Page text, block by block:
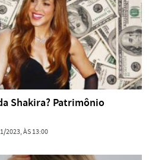
Shakira? Patrimônio
2023, ÀS 13:00